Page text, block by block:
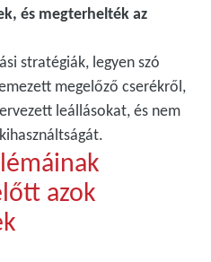
és megterhelték az
stratégiák, legyen szó
megelőző cserékről,
leállásokat, és nem
azok